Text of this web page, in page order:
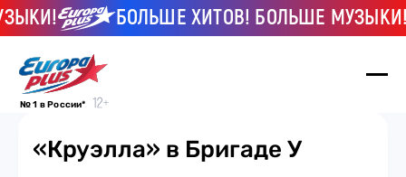
БОЛЬШЕ ХИТОВ! БОЛЬШЕ МУЗЫКИ!
№ 1 в России*
«Круэлла» в Бригаде У